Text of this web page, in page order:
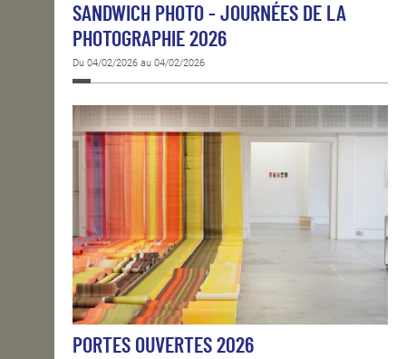
SANDWICH PHOTO - JOURNÉES DE LA
PHOTOGRAPHIE 2026
Du 04/02/2026 au 04/02/2026
PORTES OUVERTES 2026